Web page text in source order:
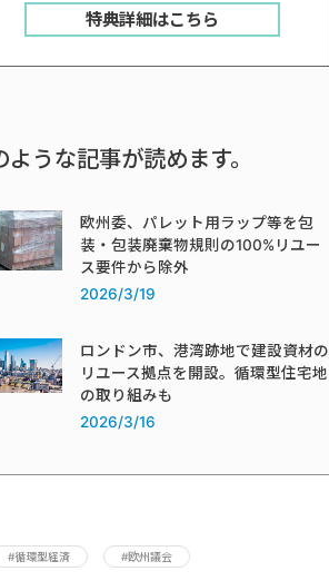
特典詳細はこちら
うな記事が読めます。
欧州委、パレット用ラップ等を包
装・包装廃棄物規則の100%リユー
ス要件から除外
2026/3/19
ロンドン市、港湾跡地で建設資材の
リユース拠点を開設。循環型住宅地
の取り組みも
2026/3/16
#循環型経済 #欧州議会